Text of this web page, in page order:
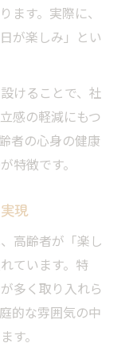
ます。実際に、
が楽しみ」とい
けることで、社
感の軽減にもつ
者の心身の健康
特徴です。
現
高齢者が「楽し
ています。特
多く取り入れら
的な雰囲気の中
す。